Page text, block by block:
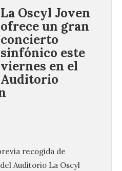
La Oscyl Joven
ofrece un gran
concierto
sinfónico este
viernes en el
Auditorio
recogida de
Auditorio La Oscyl